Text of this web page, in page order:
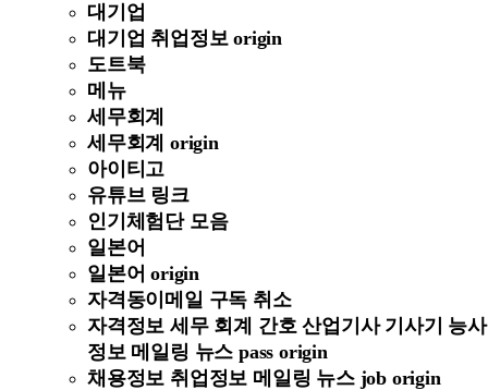
대기업
대기업 취업정보 origin
도트북
메뉴
세무회계
세무회계 origin
아이티고
유튜브 링크
인기체험단 모음
일본어
일본어 origin
자격동이메일 구독 취소
자격정보 세무 회계 간호 산업기사 기사기 능사
정보 메일링 뉴스 pass origin
채용정보 취업정보 메일링 뉴스 job origin